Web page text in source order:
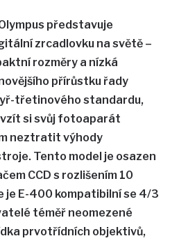
představuje
zrcadlovku na světě –
rozměry a nízká
přírůstku řady
třetinového standardu,
si svůj fotoaparát
neztratit výhody
Tento model je osazen
CCD s rozlišením 10
je E-400 kompatibilní se 4/3
téměř neomezené
prvotřídních objektivů,